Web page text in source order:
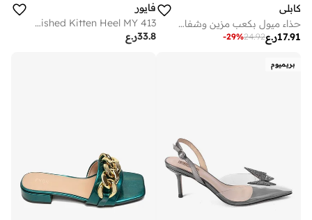
كابلي
حذاء ميول بكعب مزين وشفاف
ر.ع17.91
24.92
-29%
فايور
Crystal-Embellished Kitten Heel MY 413
ر.ع33.8
بريميوم